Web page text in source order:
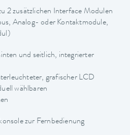
2 zusätzlichen Interface Modulen
Analog- oder Kontaktmodule,
und seitlich, integrierter
grafischer LCD
wählbaren
zur Fernbedienung